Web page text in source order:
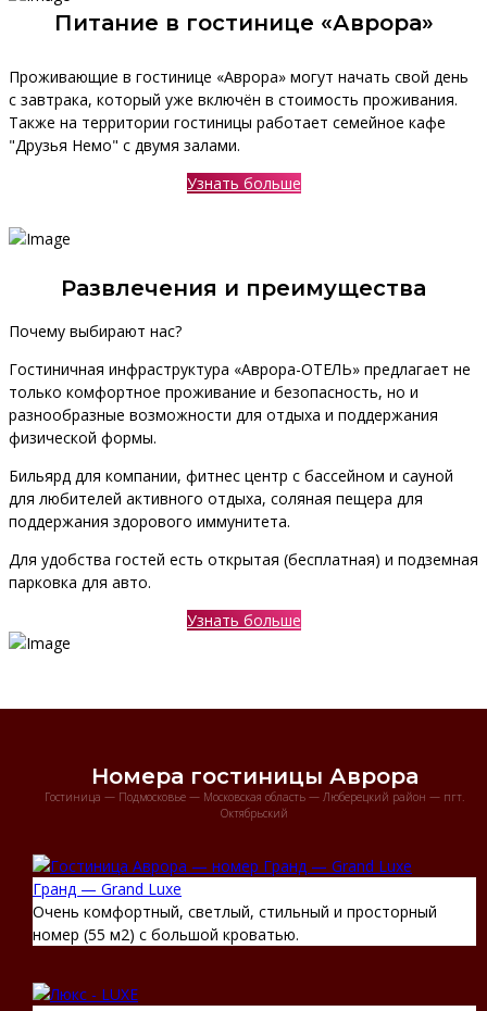
Питание в гостинице «Аврора»
Проживающие в гостинице «Аврора» могут начать свой день
с завтрака, который уже включён в стоимость проживания.
Также на территории гостиницы работает семейное кафе
"Друзья Немо" с двумя залами.
Узнать больше
Развлечения и преимущества
Почему выбирают нас?
Гостиничная инфраструктура «Аврора-ОТЕЛЬ» предлагает не
только комфортное проживание и безопасность, но и
разнообразные возможности для отдыха и поддержания
физической формы.
Бильярд для компании, фитнес центр с бассейном и сауной
для любителей активного отдыха, соляная пещера для
поддержания здорового иммунитета.
Для удобства гостей есть открытая (бесплатная) и подземная
парковка для авто.
Узнать больше
Номера гостиницы Аврора
Гостиница — Подмосковье — Московская область — Люберецкий район — пгт.
Октябрьский
Гранд — Grand Luxe
Очень комфортный, светлый, стильный и просторный
номер (55 м2) с большой кроватью.